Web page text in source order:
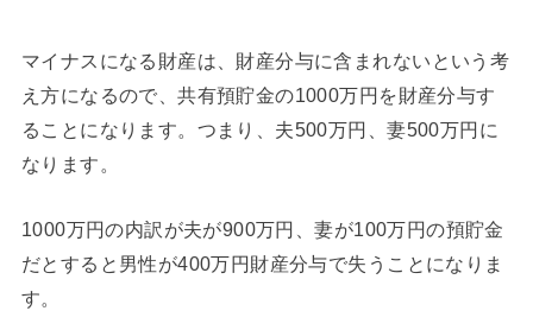
マイナスになる財産は、財産分与に含まれないという考
え方になるので、共有預貯金の1000万円を財産分与す
ることになります。つまり、夫500万円、妻500万円に
なります。
1000万円の内訳が夫が900万円、妻が100万円の預貯金
だとすると男性が400万円財産分与で失うことになりま
す。